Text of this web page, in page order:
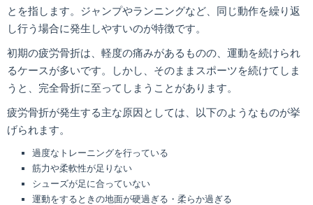
とを指します。ジャンプやランニングなど、同じ動作を繰り返
し行う場合に発生しやすいのが特徴です。
初期の疲労骨折は、軽度の痛みがあるものの、運動を続けられ
るケースが多いです。しかし、そのままスポーツを続けてしま
うと、完全骨折に至ってしまうことがあります。
疲労骨折が発生する主な原因としては、以下のようなものが挙
げられます。
過度なトレーニングを行っている
筋力や柔軟性が足りない
シューズが足に合っていない
運動をするときの地面が硬過ぎる・柔らか過ぎる